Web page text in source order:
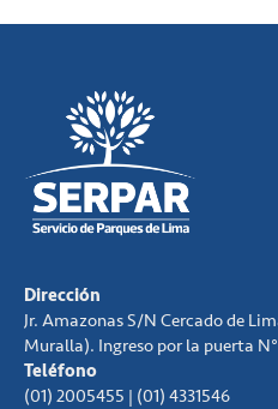
Dirección
Jr. Amazonas S/N Cercado de
Muralla). Ingreso por la puerta
Teléfono
(01) 2005455 | (01) 4331546